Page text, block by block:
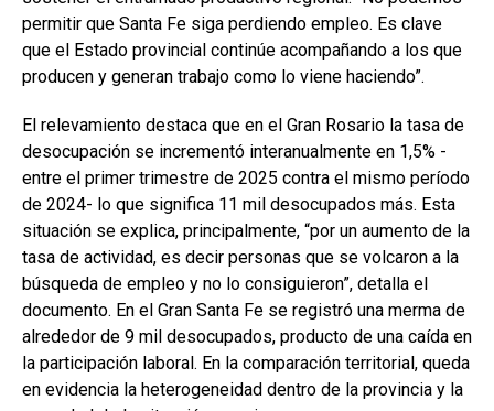
permitir que Santa Fe siga perdiendo empleo. Es clave
que el Estado provincial continúe acompañando a los que
producen y generan trabajo como lo viene haciendo”.
El relevamiento destaca que en el Gran Rosario la tasa de
desocupación se incrementó interanualmente en 1,5% -
entre el primer trimestre de 2025 contra el mismo período
de 2024- lo que significa 11 mil desocupados más. Esta
situación se explica, principalmente, “por un aumento de la
tasa de actividad, es decir personas que se volcaron a la
búsqueda de empleo y no lo consiguieron”, detalla el
documento. En el Gran Santa Fe se registró una merma de
alrededor de 9 mil desocupados, producto de una caída en
la participación laboral. En la comparación territorial, queda
en evidencia la heterogeneidad dentro de la provincia y la